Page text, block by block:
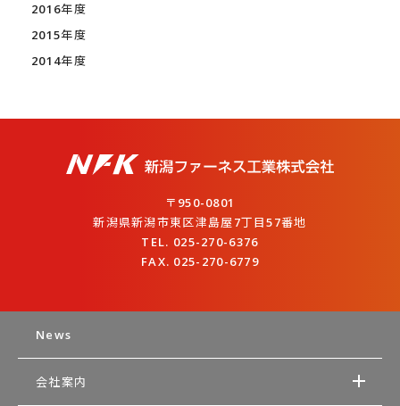
2016年度
2015年度
2014年度
〒950-0801
新潟県新潟市東区津島屋7丁目57番地
TEL. 025-270-6376
FAX. 025-270-6779
News
会社案内